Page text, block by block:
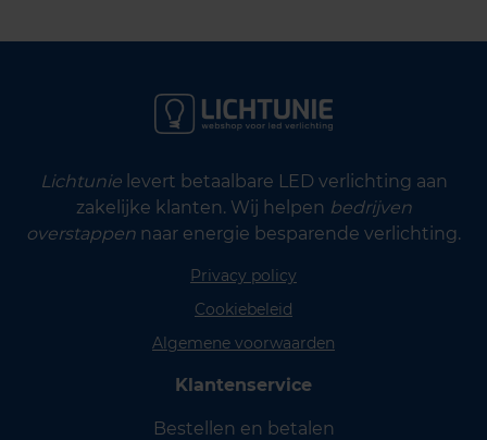
Lichtunielevert betaalbare LED verlichting aan
zakelijke klanten. Wij helpen bedrijven
overstappen naar energie besparende verlichting.
Privacy policy
Cookiebeleid
Algemene voorwaarden
Klantenservice
Bestellen en betalen